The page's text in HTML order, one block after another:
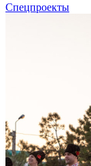
Спецпроекты